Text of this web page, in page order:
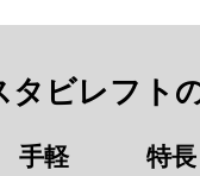
タビレフト
手軽 特